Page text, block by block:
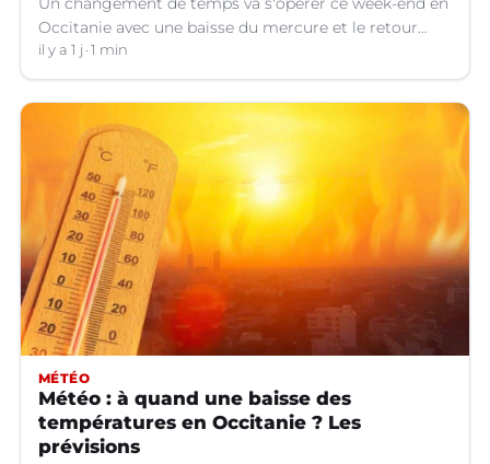
Occitanie avec une baisse du mercure et le retour
d'orages dans certains départements.
il y a 1 j 1 min
MÉTÉO
Météo : à quand une baisse des
températures en Occitanie ? Les
prévisions